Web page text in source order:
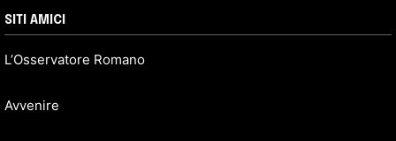
SITI AMICI
L’Osservatore Romano
Avvenire